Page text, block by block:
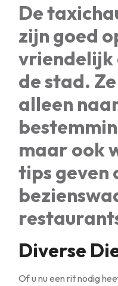
De
zijn goed
vriendelijk
de stad.
alleen
maar ook
tips geven
Diverse
Of u nu een rit nodig